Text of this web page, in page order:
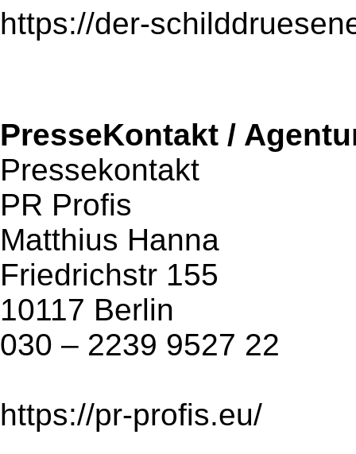
https://der-
PresseKontakt /
Pressekontakt
PR Profis
Matthius Hanna
Friedrichstr 155
10117 Berlin
030 – 2239 9527 22
https://pr-profis.eu/